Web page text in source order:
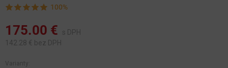
100%
175.00 €
s DPH
142.28 € bez DPH
Varianty: